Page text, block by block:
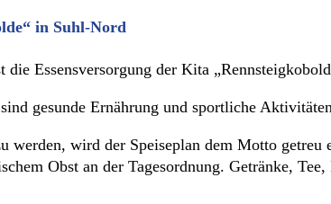
in Suhl-Nord
Essensversorgung der Kita
gesunde Ernährung und sportliche
werden, wird der Speiseplan dem Motto
Obst an der Tagesordnung. Getränke,